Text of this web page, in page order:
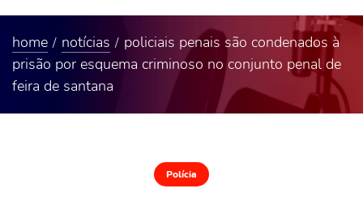
home notícias
policiais penais são condenados à
prisão por esquema criminoso no conjunto penal de
feira de santana
Polícia